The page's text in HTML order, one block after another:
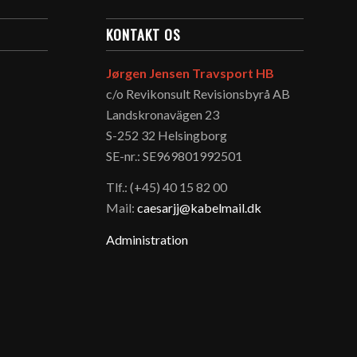
KONTAKT OS
Jørgen Jensen Travsport HB
c/o Revikonsult Revisionsbyrå AB
Landskronavägen 23
S-252 32 Helsingborg
SE-nr.: SE969801992501
Tlf.: (+45) 40 15 82 00
Mail: caesarjj@kabelmail.dk
Administration